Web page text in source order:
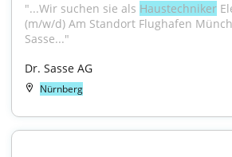
"...Wir suchen sie als Haustechniker
(m/w/d) Am Standort Flughafen
Sasse..."
Dr. Sasse AG
Nürnberg